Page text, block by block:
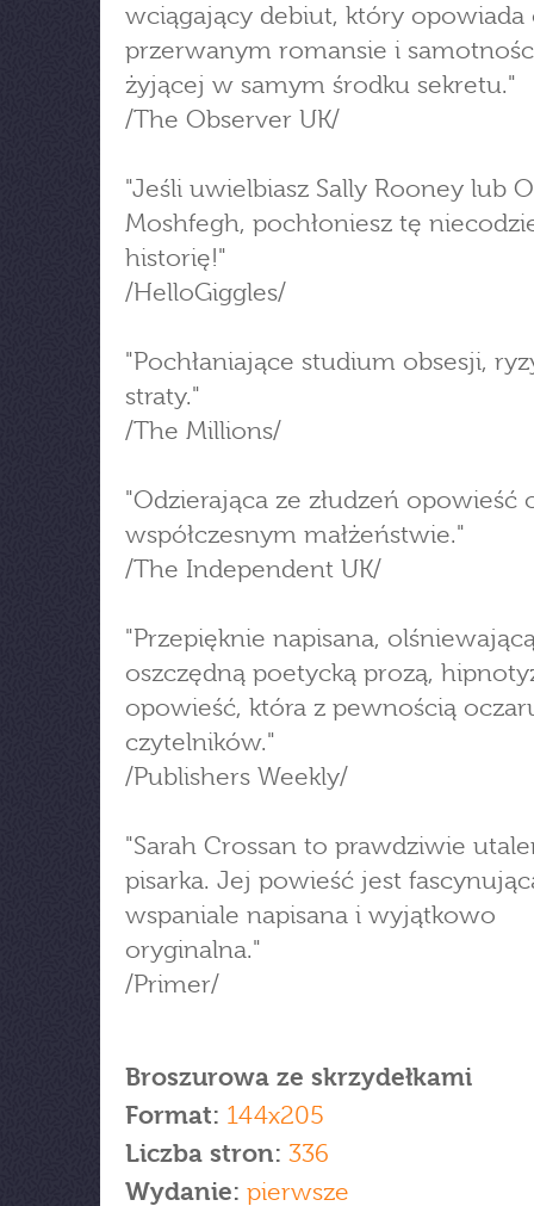
wciągający debiut, który opowiada
przerwanym romansie i
żyjącej w samym środku sekretu."
/The Observer UK/
"Jeśli uwielbiasz Sally Rooney lub
Moshfegh, pochłoniesz tę
historię!"
/HelloGiggles/
"Pochłaniające studium obsesji,
straty."
/The Millions/
"Odzierająca ze złudzeń opowieść
współczesnym małżeństwie."
/The Independent UK/
"Przepięknie napisana,
oszczędną poetycką prozą,
opowieść, która z pewnością
czytelników."
/Publishers Weekly/
"Sarah Crossan to prawdziwie
pisarka. Jej powieść jest
wspaniale napisana i wyjątkowo
oryginalna."
/Primer/
Broszurowa ze skrzydełkami
Format: 144x205
Liczba stron: 336
Wydanie: pierwsze